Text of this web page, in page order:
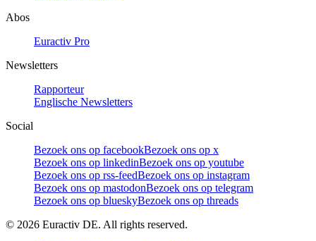
Abos
Euractiv Pro
Newsletters
Rapporteur
Englische Newsletters
Social
Bezoek ons op facebookBezoek ons op x
Bezoek ons op linkedinBezoek ons op youtube
Bezoek ons op rss-feedBezoek ons op instagram
Bezoek ons op mastodonBezoek ons op telegram
Bezoek ons op blueskyBezoek ons op threads
© 2026 Euractiv DE. All rights reserved.